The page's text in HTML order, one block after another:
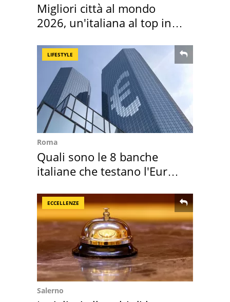
Migliori città al mondo
2026, un'italiana al top in
LIFESTYLE
Roma
Quali sono le 8 banche
italiane che testano l'Euro
ECCELLENZE
Salerno